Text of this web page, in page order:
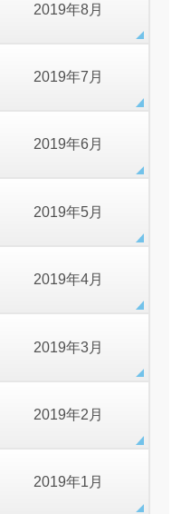
2019年8月
2019年7月
2019年6月
2019年5月
2019年4月
2019年3月
2019年2月
2019年1月